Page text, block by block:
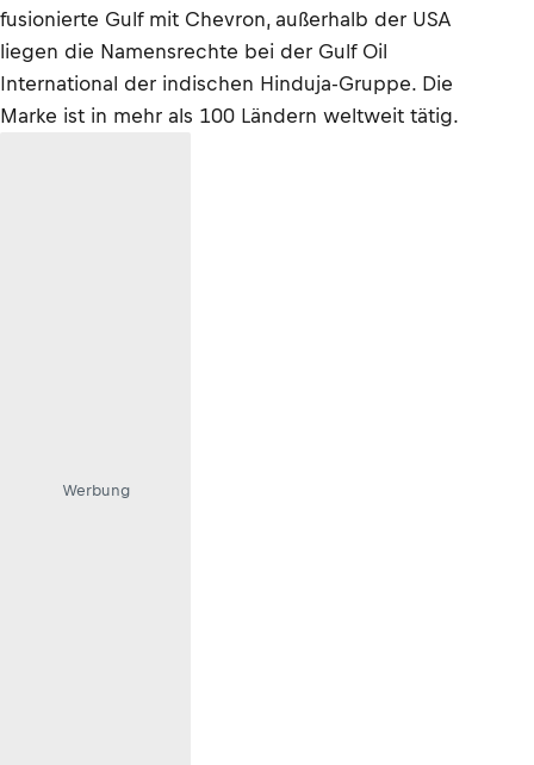
fusionierte Gulf mit Chevron, außerhalb der USA
liegen die Namensrechte bei der Gulf Oil
International der indischen Hinduja-Gruppe. Die
Marke ist in mehr als 100 Ländern weltweit tätig.
Werbung